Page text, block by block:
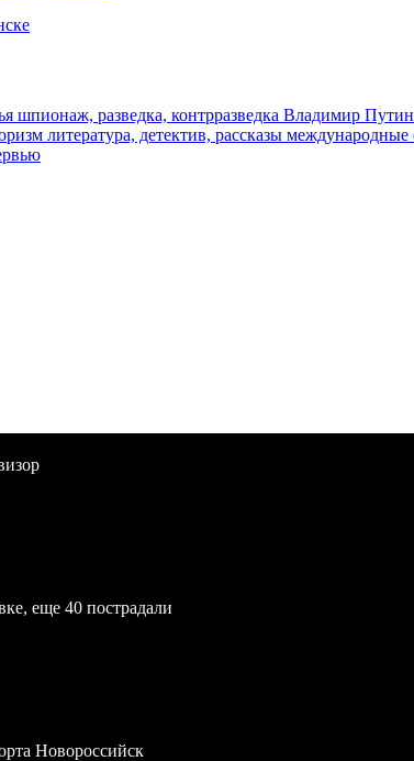
шпионаж, разведка, контрразведка Владимир Путин
литература, детектив, рассказы международные
еще 40 пострадали
Новороссийск